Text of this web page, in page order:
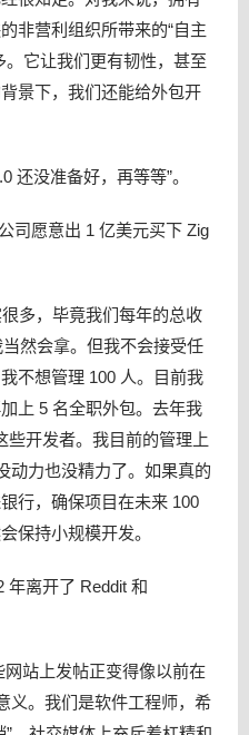
非营利组织所带来的“自主
。它让我们更有韧性，甚至
景下，我们还能给外包开
还没准备好，再等等”。
司愿意出 1 亿美元买下 Zig
多，毕竟我们每年的总收
然会拿。但我不会接受任
不想管理 100 人。目前我
上 5 名全职外包。去年我
些开发者。我目前的管理上
动力也没精力了。如果真的
行，确保项目在未来 100
保持小规模开发。
年离开了 Reddit 和
站上发帖正变得像以前在
义。我们是软件工程师，希